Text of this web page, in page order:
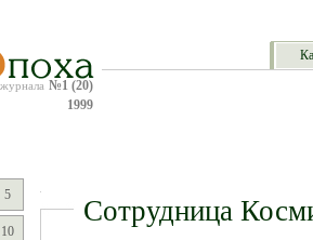
№1 (20)
1999
5
10
Сотрудница